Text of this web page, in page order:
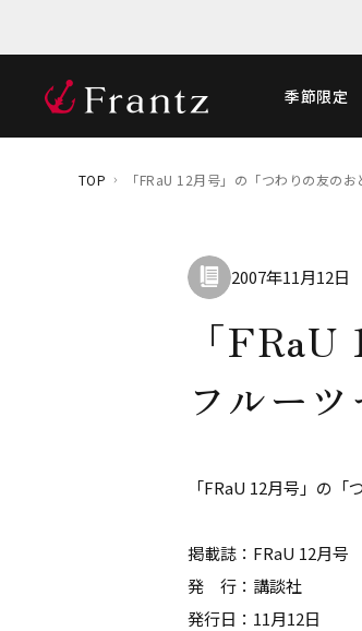
季節限定
TOP 「FRaU 12月号」の「つわりの友の
2007年11月12日
「
フルー
「FRaU 12月号」の
掲載誌：FRaU 12月号
発 行：講談社
発行日：11月12日